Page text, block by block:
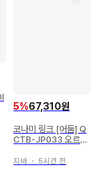
5%67,310원
코나미 링크 [어둠] Q
CTB-JP033 오르페
크
지바 ・5시간 전